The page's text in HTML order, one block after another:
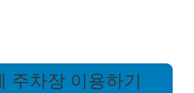
주차장 이용하기